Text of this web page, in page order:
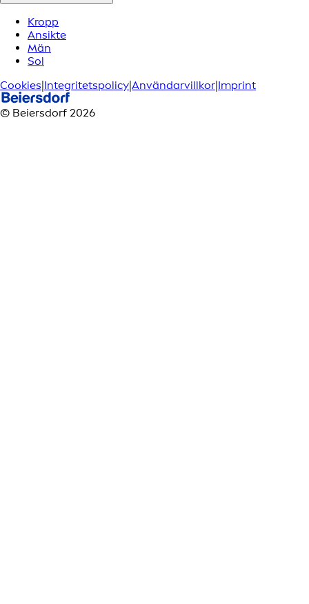
Kropp
Ansikte
Män
Sol
Cookies|Integritetspolicy|Användarvillkor|Imprint
© Beiersdorf 2026